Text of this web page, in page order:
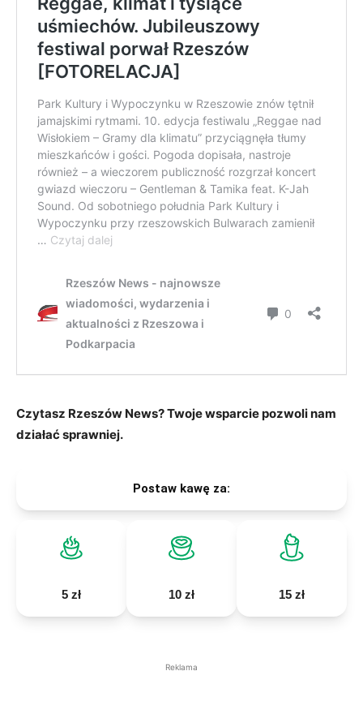
Czytasz Rzeszów News? Twoje wsparcie pozwoli nam
działać sprawniej.
Postaw kawę za:
5 zł 10 zł 15 zł
Reklama